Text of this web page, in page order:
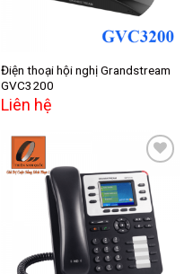
Điện thoại hội nghị Grandstream
GVC3200
Liên hệ
Add to
wishlist